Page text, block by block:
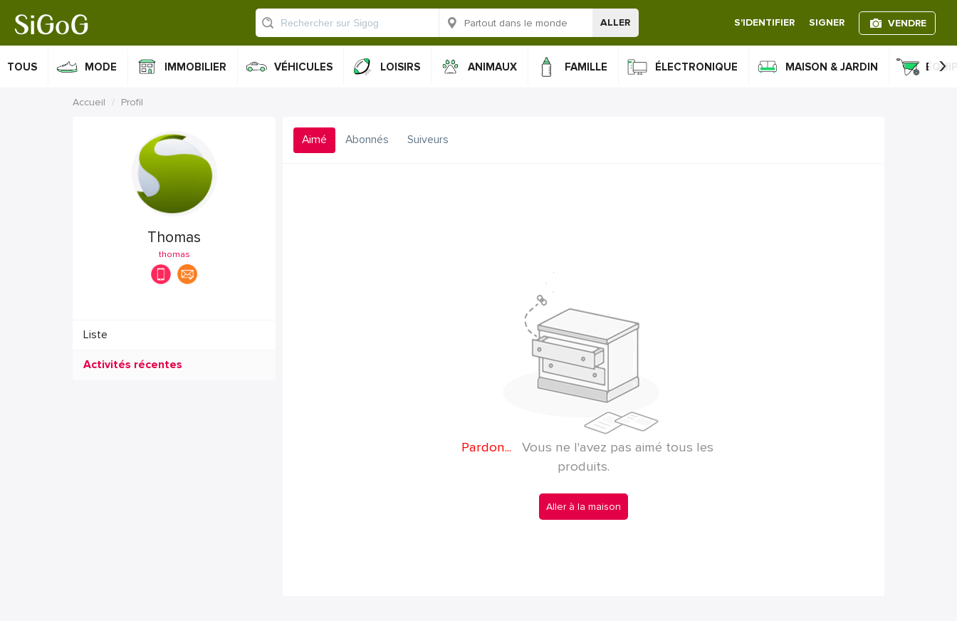
ALLER S'IDENTIFIER SIGNER VENDRE
TOUS MODE IMMOBILIER VÉHICULES LOISIRS ANIMAUX FAMILLE ÉLECTRONIQUE MAISON & JARDIN ›
Accueil Profil
Thomas
thomas
Liste
Activités récentes
Aimé Abonnés Suiveurs
Pardon...
Vous ne l'avez pas aimé tous les
produits.
Aller à la maison